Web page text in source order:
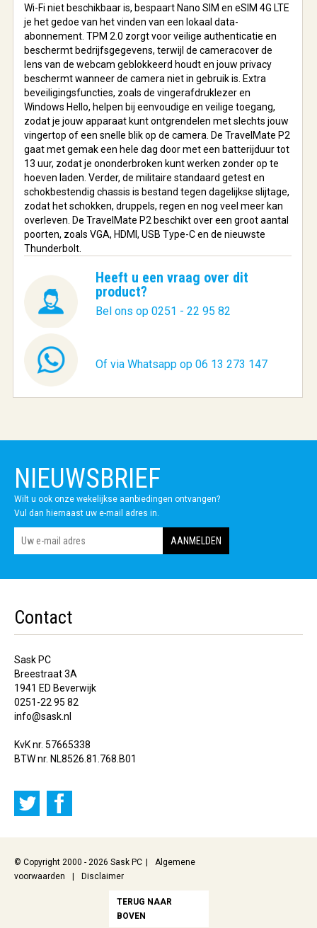
Wi-Fi niet beschikbaar is, bespaart Nano SIM en eSIM 4G LTE
je het gedoe van het vinden van een lokaal data-
abonnement. TPM 2.0 zorgt voor veilige authenticatie en
beschermt bedrijfsgegevens, terwijl de cameracover de
lens van de webcam geblokkeerd houdt en jouw privacy
beschermt wanneer de camera niet in gebruik is. Extra
beveiligingsfuncties, zoals de vingerafdruklezer en
Windows Hello, helpen bij eenvoudige en veilige toegang,
zodat je jouw apparaat kunt ontgrendelen met slechts jouw
vingertop of een snelle blik op de camera. De TravelMate P2
gaat met gemak een hele dag door met een batterijduur tot
13 uur, zodat je ononderbroken kunt werken zonder op te
hoeven laden. Verder, de militaire standaard getest en
schokbestendig chassis is bestand tegen dagelijkse slijtage,
zodat het schokken, druppels, regen en nog veel meer kan
overleven. De TravelMate P2 beschikt over een groot aantal
poorten, zoals VGA, HDMI, USB Type-C en de nieuwste
Thunderbolt.
Heeft u een vraag over dit
product?
Bel ons op 0251 - 22 95 82
Of via Whatsapp op 06 13 273 147
NIEUWSBRIEF
Wilt u ook onze wekelijkse aanbiedingen ontvangen?
Vul dan hiernaast uw e-mail adres in.
Contact
Sask PC
Breestraat 3A
1941 ED Beverwijk
0251-22 95 82
info@sask.nl
KvK nr. 57665338
BTW nr. NL8526.81.768.B01
© Copyright 2000 - 2026 Sask PC
Algemene
voorwaarden
Disclaimer
TERUG NAAR
BOVEN